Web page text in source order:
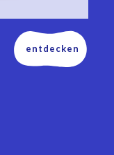
entdecken